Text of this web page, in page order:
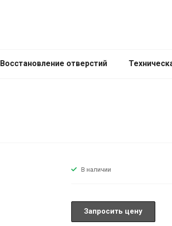
Восстановление отверстий
В наличии
Запросить цену